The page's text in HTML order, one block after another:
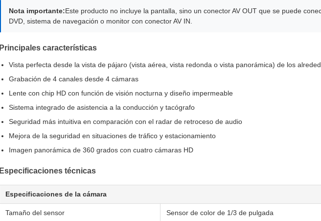
Nota importante:Este producto no incluye la pantalla, sino un conector AV OUT que se puede
DVD, sistema de navegación o monitor con conector AV IN.
Principales características
Vista perfecta desde la vista de pájaro (vista aérea, vista redonda o vista panorámica) de los
Grabación de 4 canales desde 4 cámaras
Lente con chip HD con función de visión nocturna y diseño impermeable
Sistema integrado de asistencia a la conducción y tacógrafo
Seguridad más intuitiva en comparación con el radar de retroceso de audio
Mejora de la seguridad en situaciones de tráfico y estacionamiento
Imagen panorámica de 360 grados con cuatro cámaras HD
Especificaciones técnicas
Especificaciones de la cámara
Tamaño del sensor Sensor de color de 1/3 de pulgada